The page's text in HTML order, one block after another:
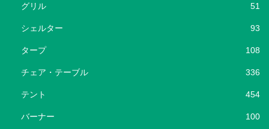
グリル 51
シェルター 93
タープ 108
チェア・テーブル 336
テント 454
バーナー 100